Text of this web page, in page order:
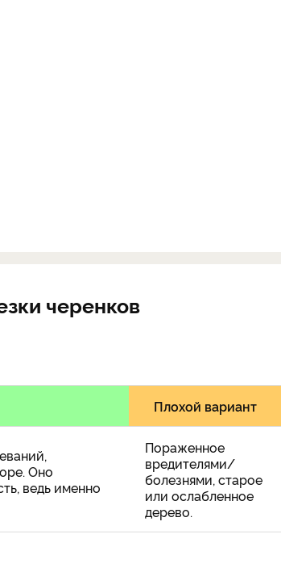
черенков
Плохой вариант
Оно
ведь именно
Пораженное
вредителями/
болезнями, старое
или ослабленное
дерево.